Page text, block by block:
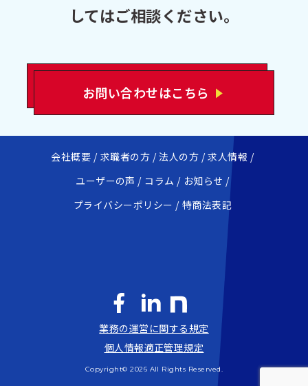
してはご相談ください。
お問い合わせはこちら
会社概要 求職者の方 法人の方
求人情報
ユーザーの声
コラム
お知らせ
プライバシーポリシー
特商法表記
業務の運営に関する規定
個人情報適正管理規定
Copyright© 2026 All Rights Reserved.